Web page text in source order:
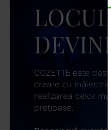
COZETTE este
create cu
realizarea celor
prețioase.